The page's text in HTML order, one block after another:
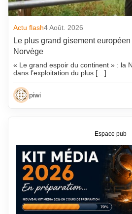
Actu flash4 Août. 2026
Le plus grand gisement
Norvège
« Le grand espoir du continent » : la
dans l’exploitation du plus […]
piwi
Espace pub